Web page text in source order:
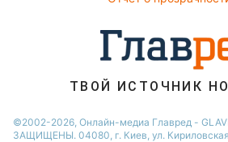
Новости Житомира
Новости Запорожья
ТВОЙ ИСТОЧНИК
©2002-2026, Онлайн-медиа Главред -
ЗАЩИЩЕНЫ. 04080, г. Киев, ул.